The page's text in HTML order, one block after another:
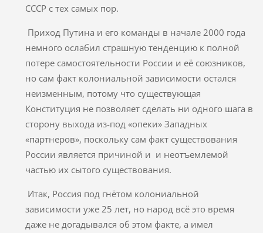
СССР с тех самых пор.
Приход Путина и его команды в начале 2000 года
немного ослабил страшную тенденцию к полной
потере самостоятельности России и её союзников,
но сам факт колониальной зависимости остался
неизменным, потому что существующая
Конституция не позволяет сделать ни одного шага в
сторону выхода из-под «опеки» Западных
«партнеров», поскольку сам факт существования
России является причиной и и неотъемлемой
частью их сытого существования.
Итак, Россия под гнётом колониальной
зависимости уже 25 лет, но народ всё это время
даже не догадывался об этом факте, а имел